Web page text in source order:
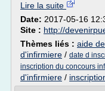
Lire la suite
Date: 2017-05-16
Site : http://
Thèmes liés : aide
d'infirmiere / date d
inscription du concours
d'infirmiere /